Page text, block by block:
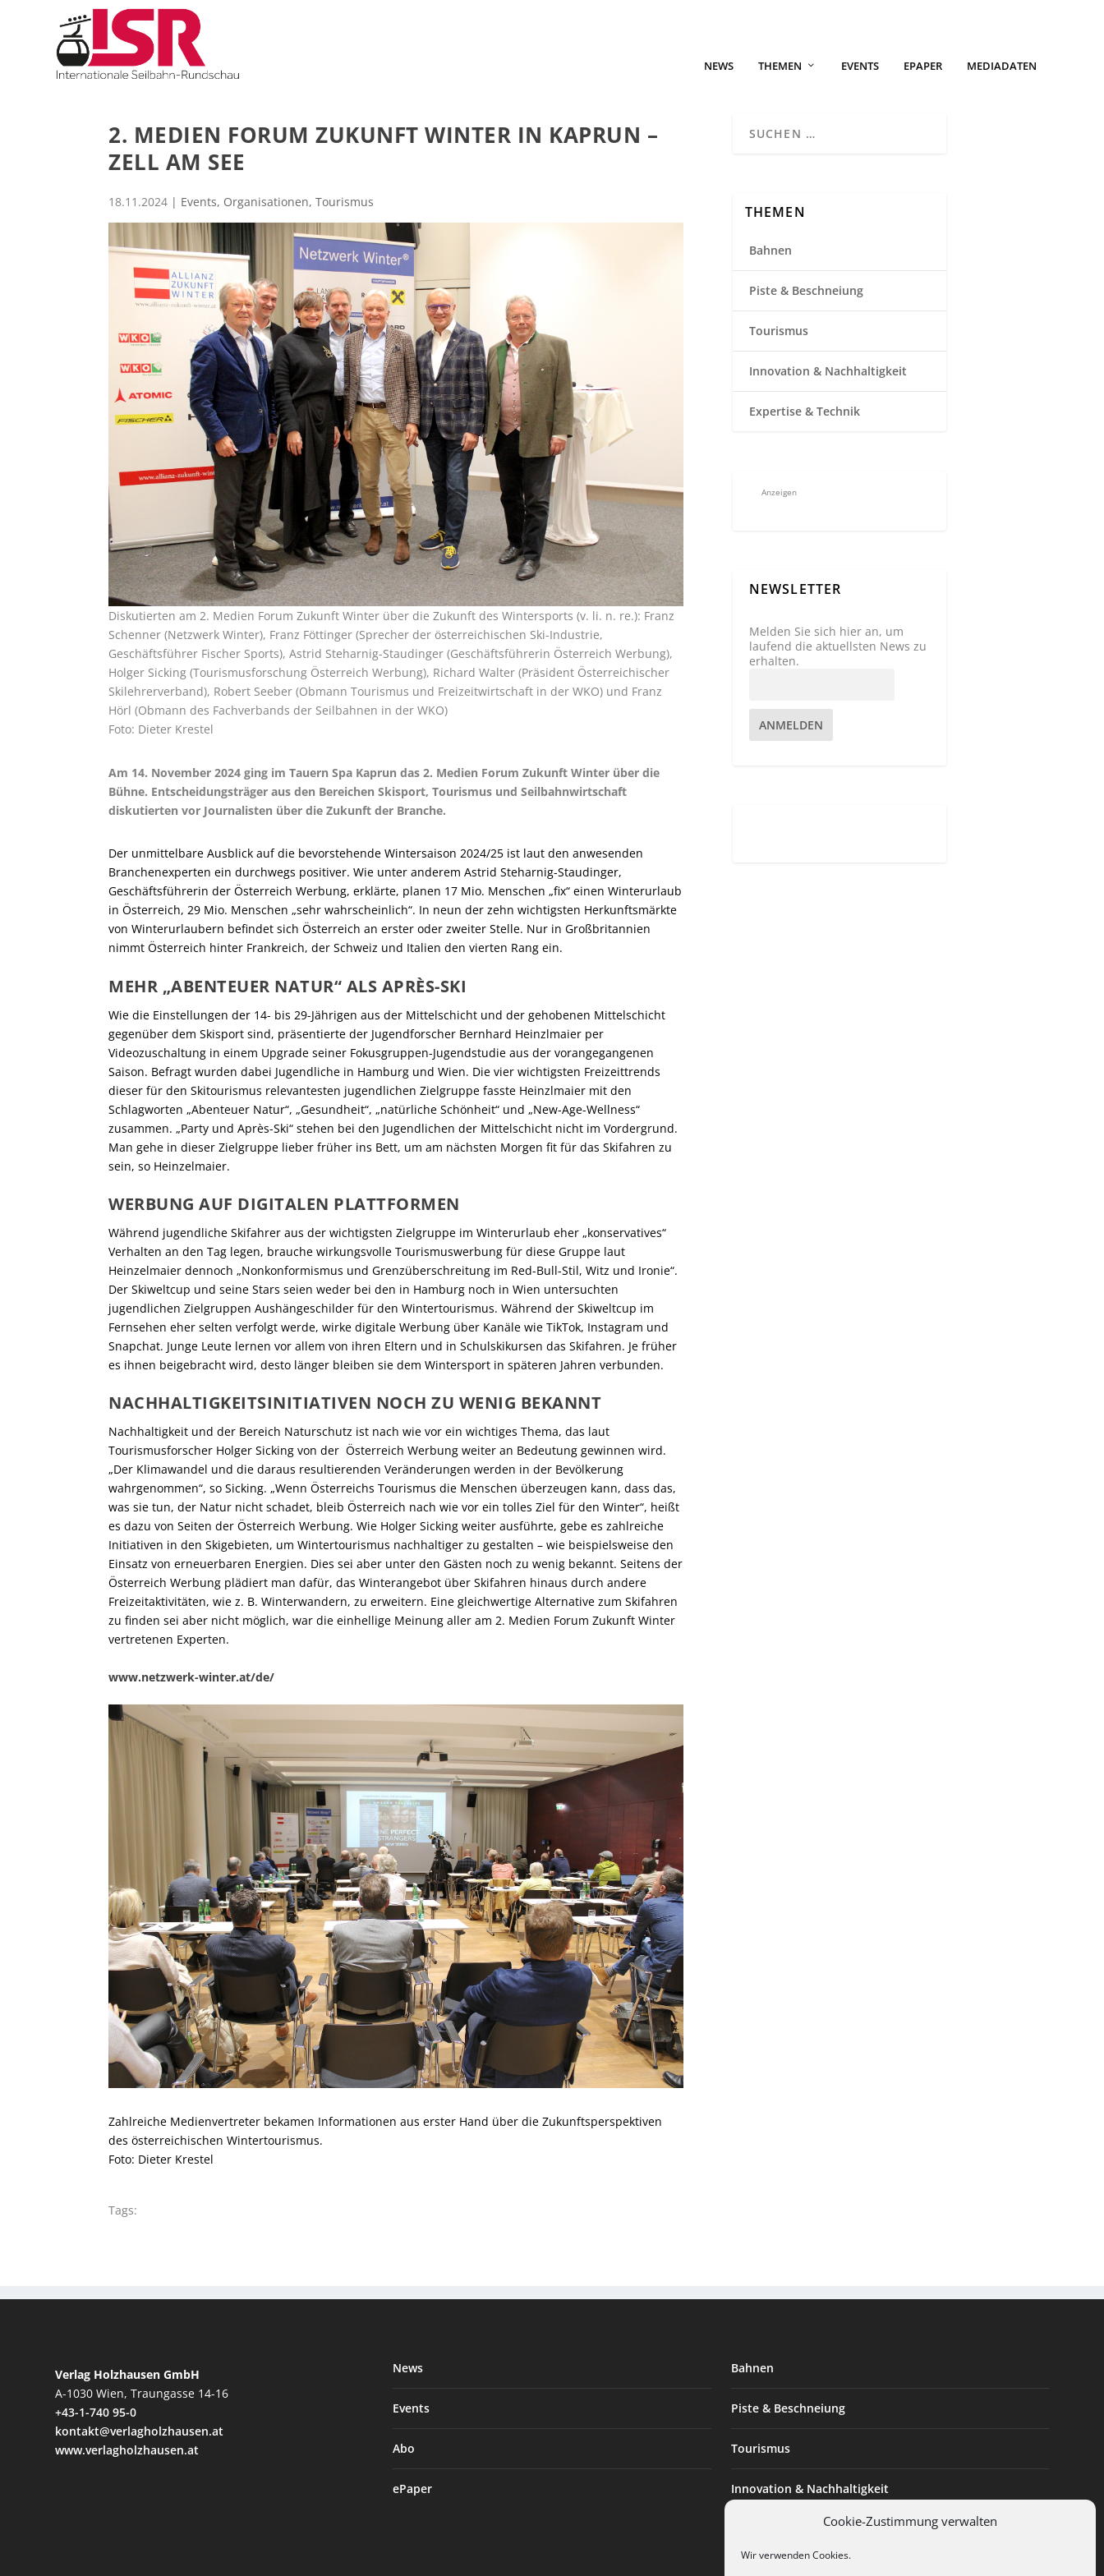
Cookie-Zustimmung verwalten
Wir verwenden Cookies.
NEWS THEMEN EVENTS EPAPER MEDIADATEN
2. MEDIEN FORUM ZUKUNFT WINTER IN KAPRUN –
ZELL AM SEE
18.11.2024 | Events, Organisationen, Tourismus
Diskutierten am 2. Medien Forum Zukunft Winter über die Zukunft des Wintersports (v. li. n. re.): Franz
Schenner (Netzwerk Winter), Franz Föttinger (Sprecher der österreichischen Ski-Industrie,
Geschäftsführer Fischer Sports), Astrid Steharnig-Staudinger (Geschäftsführerin Österreich Werbung),
Holger Sicking (Tourismusforschung Österreich Werbung), Richard Walter (Präsident Österreichischer
Skilehrerverband), Robert Seeber (Obmann Tourismus und Freizeitwirtschaft in der WKO) und Franz
Hörl (Obmann des Fachverbands der Seilbahnen in der WKO)
Foto: Dieter Krestel
Am 14. November 2024 ging im Tauern Spa Kaprun das 2. Medien Forum Zukunft Winter über die
Bühne. Entscheidungsträger aus den Bereichen Skisport, Tourismus und Seilbahnwirtschaft
diskutierten vor Journalisten über die Zukunft der Branche.
Der unmittelbare Ausblick auf die bevorstehende Wintersaison 2024/25 ist laut den anwesenden
Branchenexperten ein durchwegs positiver. Wie unter anderem Astrid Steharnig-Staudinger,
Geschäftsführerin der Österreich Werbung, erklärte, planen 17 Mio. Menschen „fix“ einen Winterurlaub
in Österreich, 29 Mio. Menschen „sehr wahrscheinlich“. In neun der zehn wichtigsten Herkunftsmärkte
von Winterurlaubern befindet sich Österreich an erster oder zweiter Stelle. Nur in Großbritannien
nimmt Österreich hinter Frankreich, der Schweiz und Italien den vierten Rang ein.
MEHR „ABENTEUER NATUR“ ALS APRÈS-SKI
Wie die Einstellungen der 14- bis 29-Jährigen aus der Mittelschicht und der gehobenen Mittelschicht
gegenüber dem Skisport sind, präsentierte der Jugendforscher Bernhard Heinzlmaier per
Videozuschaltung in einem Upgrade seiner Fokusgruppen-Jugendstudie aus der vorangegangenen
Saison. Befragt wurden dabei Jugendliche in Hamburg und Wien. Die vier wichtigsten Freizeittrends
dieser für den Skitourismus relevantesten jugendlichen Zielgruppe fasste Heinzlmaier mit den
Schlagworten „Abenteuer Natur“, „Gesundheit“, „natürliche Schönheit“ und „New-Age-Wellness“
zusammen. „Party und Après-Ski“ stehen bei den Jugendlichen der Mittelschicht nicht im Vordergrund.
Man gehe in dieser Zielgruppe lieber früher ins Bett, um am nächsten Morgen fit für das Skifahren zu
sein, so Heinzelmaier.
WERBUNG AUF DIGITALEN PLATTFORMEN
Während jugendliche Skifahrer aus der wichtigsten Zielgruppe im Winterurlaub eher „konservatives“
Verhalten an den Tag legen, brauche wirkungsvolle Tourismuswerbung für diese Gruppe laut
Heinzelmaier dennoch „Nonkonformismus und Grenzüberschreitung im Red-Bull-Stil, Witz und Ironie“.
Der Skiweltcup und seine Stars seien weder bei den in Hamburg noch in Wien untersuchten
jugendlichen Zielgruppen Aushängeschilder für den Wintertourismus. Während der Skiweltcup im
Fernsehen eher selten verfolgt werde, wirke digitale Werbung über Kanäle wie TikTok, Instagram und
Snapchat. Junge Leute lernen vor allem von ihren Eltern und in Schulskikursen das Skifahren. Je früher
es ihnen beigebracht wird, desto länger bleiben sie dem Wintersport in späteren Jahren verbunden.
NACHHALTIGKEITSINITIATIVEN NOCH ZU WENIG BEKANNT
Nachhaltigkeit und der Bereich Naturschutz ist nach wie vor ein wichtiges Thema, das laut
Tourismusforscher Holger Sicking von der Österreich Werbung weiter an Bedeutung gewinnen wird.
„Der Klimawandel und die daraus resultierenden Veränderungen werden in der Bevölkerung
wahrgenommen“, so Sicking. „Wenn Österreichs Tourismus die Menschen überzeugen kann, dass das,
was sie tun, der Natur nicht schadet, bleib Österreich nach wie vor ein tolles Ziel für den Winter“, heißt
es dazu von Seiten der Österreich Werbung. Wie Holger Sicking weiter ausführte, gebe es zahlreiche
Initiativen in den Skigebieten, um Wintertourismus nachhaltiger zu gestalten – wie beispielsweise den
Einsatz von erneuerbaren Energien. Dies sei aber unter den Gästen noch zu wenig bekannt. Seitens der
Österreich Werbung plädiert man dafür, das Winterangebot über Skifahren hinaus durch andere
Freizeitaktivitäten, wie z. B. Winterwandern, zu erweitern. Eine gleichwertige Alternative zum Skifahren
zu finden sei aber nicht möglich, war die einhellige Meinung aller am 2. Medien Forum Zukunft Winter
vertretenen Experten.
www.netzwerk-winter.at/de/
Zahlreiche Medienvertreter bekamen Informationen aus erster Hand über die Zukunftsperspektiven
des österreichischen Wintertourismus.
Foto: Dieter Krestel
Tags:
THEMEN
Bahnen
Piste & Beschneiung
Tourismus
Innovation & Nachhaltigkeit
Expertise & Technik
Anzeigen
NEWSLETTER
Melden Sie sich hier an, um
laufend die aktuellsten News zu
erhalten.
ANMELDEN
Verlag Holzhausen GmbH
A-1030 Wien, Traungasse 14-16
+43-1-740 95-0
kontakt@verlagholzhausen.at
www.verlagholzhausen.at
News
Events
Abo
ePaper
Bahnen
Piste & Beschneiung
Tourismus
Innovation & Nachhaltigkeit
Expertise & Technik